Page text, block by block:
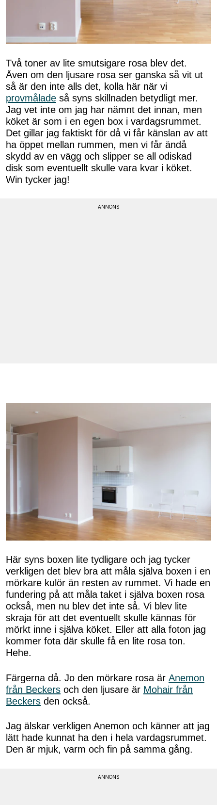
Två toner av lite smutsigare rosa blev det.
Även om den ljusare rosa ser ganska så vit ut
så är den inte alls det, kolla här när vi
provmålade så syns skillnaden betydligt mer.
Jag vet inte om jag har nämnt det innan, men
köket är som i en egen box i vardagsrummet.
Det gillar jag faktiskt för då vi får känslan av att
ha öppet mellan rummen, men vi får ändå
skydd av en vägg och slipper se all odiskad
disk som eventuellt skulle vara kvar i köket.
Win tycker jag!
Här syns boxen lite tydligare och jag tycker
verkligen det blev bra att måla själva boxen i en
mörkare kulör än resten av rummet. Vi hade en
fundering på att måla taket i själva boxen rosa
också, men nu blev det inte så. Vi blev lite
skraja för att det eventuellt skulle kännas för
mörkt inne i själva köket. Eller att alla foton jag
kommer fota där skulle få en lite rosa ton.
Hehe.
Färgerna då. Jo den mörkare rosa är Anemon
från Beckers och den ljusare är Mohair från
Beckers den också.
Jag älskar verkligen Anemon och känner att jag
lätt hade kunnat ha den i hela vardagsrummet.
Den är mjuk, varm och fin på samma gång.